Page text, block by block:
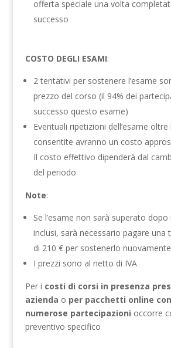
offerta speciale una volta
successo
COSTO DEGLI ESAMI:
2 tentativi per sostenere l’esame
prezzo del corso (il 94% dei
successo questo esame)
Eventuali ripetizioni dell’esame
consentite avranno un costo
Il costo effettivo dipenderà dal
del periodo
Note:
Se l’esame non sarà superato
inclusi, sarà necessario pagare una
di 210 € per sostenerlo nuovamente
I prezzi sono al netto di IVA
Per i costi di corsi in presenza
azienda o per pacchetti online
numerose partecipazioni occorre
preventivo specifico